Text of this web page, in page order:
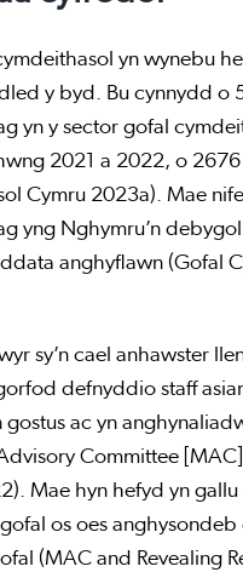
yn wynebu
y byd. Bu cynnydd o
yn y sector gofal
2021 a 2022, o 2676
Cymru 2023a). Mae
yng Nghymru’n
anghyflawn (Gofal
sy’n cael anhawster
defnyddio staff
gostus ac yn
Committee
Mae hyn hefyd yn
os oes anghysondeb
(MAC and Revealing